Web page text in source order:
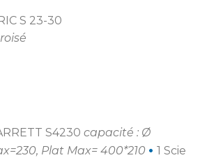
S 23-30
S4230 capacité : Ø
Plat Max= 400*210 • 1 Scie